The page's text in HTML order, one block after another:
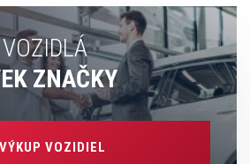
ZNAČKY
VÝKUP VOZIDIEL